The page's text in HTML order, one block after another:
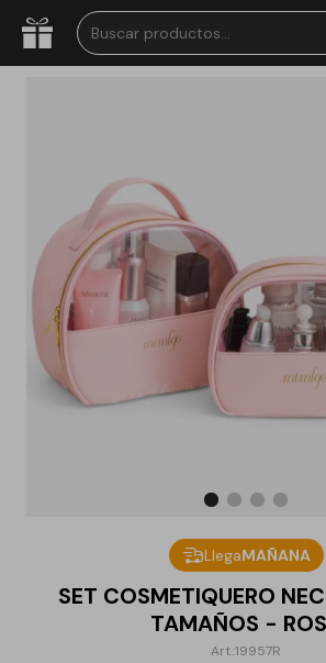
LlegaMAÑANA
SET COSMETIQUERO
TAMAÑOS -
19957R